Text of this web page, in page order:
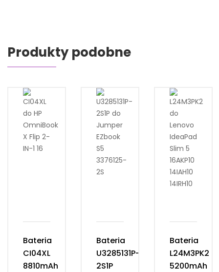
Produkty podobne
Bateria
CI04XL
8810mAh
Bateria
U3285131P-
2S1P
Bateria
L24M3PK2
5200mAh